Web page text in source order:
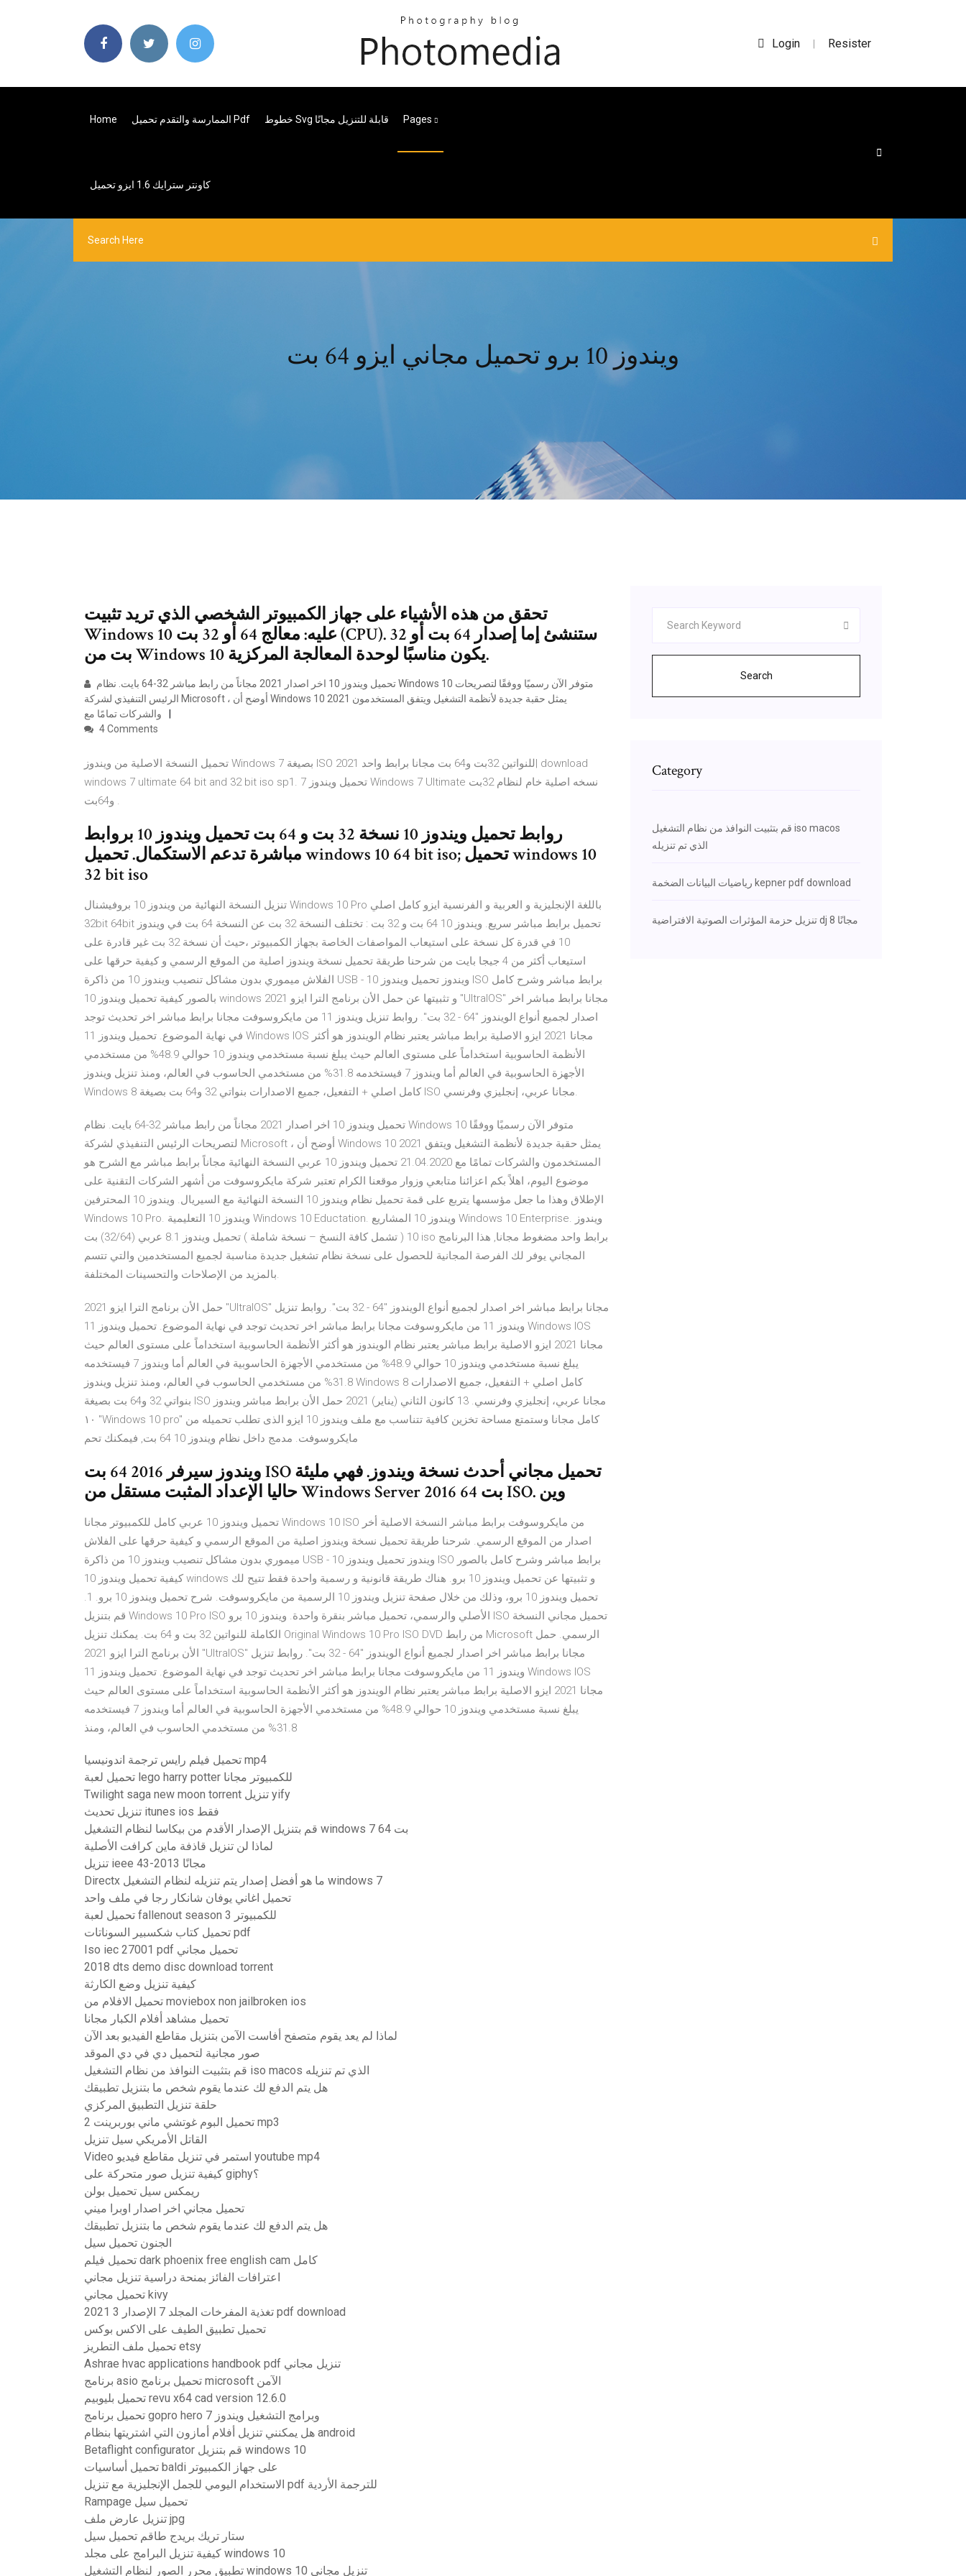
Login | Resister
Home الممارسة والتقدم تحميل Pdf خطوط Svg قابلة للتنزيل مجانًا Pages
كاونتر سترايك 1.6 ايزو تحميل
ويندوز 10 برو تحميل مجاني ايزو 64 بت
تحقق من هذه الأشياء على جهاز الكمبيوتر الشخصي الذي تريد تثبيت
Windows 10 عليه: معالج 64 أو 32 بت (CPU). ستنشئ إما إصدار 64 بت أو 32
بت من Windows 10 يكون مناسبًا لوحدة المعالجة المركزية.
الرئيس التنفيذي لشركة Microsoft ، أوضح أن Windows 10 2021 يمثل حقبة جديدة لأنظمة التشغيل ويتفق المستخدمون
والشركات تمامًا مع
4 Comments
تحميل النسخة الاصلية من ويندوز Windows 7 بصيغة ISO للنواتين 32بت و64 بت مجانا برابط واحد 2021| download
windows 7 ultimate 64 bit and 32 bit iso sp1. تحميل ويندوز 7 Windows 7 Ultimate نسخه اصلية خام لنظام 32بت
و64بت .
روابط تحميل ويندوز 10 نسخة 32 بت و 64 بت تحميل ويندوز 10 بروابط
مباشرة تدعم الاستكمال. تحميل windows 10 64 bit iso; تحميل windows 10
32 bit iso
تنزيل النسخة النهائية من ويندوز 10 بروفيشنال Windows 10 Pro باللغة الإنجليزية و العربية و الفرنسية ايزو كامل اصلي
32bit 64bit تحميل برابط مباشر سريع. ويندوز 10 64 بت و 32 بت : تختلف النسخة 32 بت عن النسخة 64 بت في ويندوز
10 في قدرة كل نسخة على استيعاب المواصفات الخاصة بجهاز الكمبيوتر ،حيث أن نسخة 32 بت غير قادرة على
استيعاب أكثر من 4 جيجا بايت من شرحنا طريقة تحميل نسخة ويندوز اصلية من الموقع الرسمي و كيفية حرقها على
الفلاش ميموري بدون مشاكل تنصيب ويندوز 10 من ذاكرة USB - ويندوز تحميل ويندوز 10 ISO برابط مباشر وشرح كامل
بالصور كيفية تحميل ويندوز 10 windows و تثبيتها عن حمل الأن برنامج الترا ايزو 2021 "UltraIOS" مجانا برابط مباشر اخر
اصدار لجميع أنواع الويندوز "64 - 32 بت". روابط تنزيل ويندوز 11 من مايكروسوفت مجانا برابط مباشر اخر تحديث توجد
في نهاية الموضوع. تحميل ويندوز 11 Windows IOS مجانا 2021 ايزو الاصلية برابط مباشر يعتبر نظام الويندوز هو أكثر
الأنظمة الحاسوبية استخداماً على مستوى العالم حيث يبلغ نسبة مستخدمي ويندوز 10 حوالي 48.9% من مستخدمي
الأجهزة الحاسوبية في العالم أما ويندوز 7 فيستخدمه 31.8% من مستخدمي الحاسوب في العالم، ومنذ تنزيل ويندوز
Windows 8 كامل اصلي + التفعيل، جميع الاصدارات بنواتي 32 و64 بت بصيغة ISO مجانا عربي، إنجليزي وفرنسي.
تحميل ويندوز 10 اخر اصدار 2021 مجاناً من رابط مباشر 32-64 بايت. نظام Windows 10 متوفر الآن رسميًا ووفقًا
لتصريحات الرئيس التنفيذي لشركة Microsoft ، أوضح أن Windows 10 2021 يمثل حقبة جديدة لأنظمة التشغيل ويتفق
المستخدمون والشركات تمامًا مع 21.04.2020 تحميل ويندوز 10 عربي النسخة النهائية مجاناً برابط مباشر مع الشرح هو
موضوع اليوم، اهلاً بكم اعزائنا متابعي وزوار موقعنا الكرام تعتبر شركة مايكروسوفت من أشهر الشركات التقنية على
الإطلاق وهذا ما جعل مؤسسها يتربع على قمة تحميل نظام ويندوز 10 النسخة النهائية مع السيريال. ويندوز 10 المحترفين
Windows 10 Pro. ويندوز 10 التعليمية Windows 10 Eductation. ويندوز 10 المشاريع Windows 10 Enterprise. ويندوز
10 ( تشمل كافة النسخ – نسخة شاملة ) تحميل ويندوز 8.1 عربي (32/64) بت iso برابط واحد مضغوط مجانا, هذا البرنامج
المجاني يوفر لك الفرصة المجانية للحصول على نسخة نظام تشغيل جديدة مناسبة لجميع المستخدمين والتي تتسم
بالمزيد من الإصلاحات والتحسينات المختلفة.
حمل الأن برنامج الترا ايزو 2021 "UltraIOS" مجانا برابط مباشر اخر اصدار لجميع أنواع الويندوز "64 - 32 بت". روابط تنزيل
ويندوز 11 من مايكروسوفت مجانا برابط مباشر اخر تحديث توجد في نهاية الموضوع. تحميل ويندوز 11 Windows IOS
مجانا 2021 ايزو الاصلية برابط مباشر يعتبر نظام الويندوز هو أكثر الأنظمة الحاسوبية استخداماً على مستوى العالم حيث
يبلغ نسبة مستخدمي ويندوز 10 حوالي 48.9% من مستخدمي الأجهزة الحاسوبية في العالم أما ويندوز 7 فيستخدمه
31.8% من مستخدمي الحاسوب في العالم، ومنذ تنزيل ويندوز Windows 8 كامل اصلي + التفعيل، جميع الاصدارات
بنواتي 32 و64 بت بصيغة ISO مجانا عربي، إنجليزي وفرنسي. 13 كانون الثاني (يناير) 2021 حمل الأن برابط مباشر ويندوز
١٠ "Windows 10 pro" كامل مجانا وستمتع مساحة تخزين كافية تتناسب مع ملف ويندوز 10 ايزو الذى تطلب تحميله من
مايكروسوفت. مدمج داخل نظام ويندوز 10 64 بت, فيمكنك تحم
ويندوز سيرفر 2016 64 بت ISO تحميل مجاني أحدث نسخة ويندوز. فهي مليئة
حاليا الإعداد المثبت مستقل من Windows Server 2016 64 بت ISO. وين
تحميل ويندوز 10 عربي كامل للكمبيوتر مجانا Windows 10 ISO من مايكروسوفت برابط مباشر النسخة الاصلية أخر
اصدار من الموقع الرسمي. شرحنا طريقة تحميل نسخة ويندوز اصلية من الموقع الرسمي و كيفية حرقها على الفلاش
ميموري بدون مشاكل تنصيب ويندوز 10 من ذاكرة USB - ويندوز تحميل ويندوز 10 ISO برابط مباشر وشرح كامل بالصور
كيفية تحميل ويندوز 10 windows و تثبيتها عن تحميل ويندوز 10 برو. هناك طريقة قانونية و رسمية واحدة فقط تتيح لك
تحميل ويندوز 10 برو، وذلك من خلال صفحة تنزيل ويندوز 10 الرسمية من مايكروسوفت. شرح تحميل ويندوز 10 برو. 1.
قم بتنزيل Windows 10 Pro ISO الأصلي والرسمي، تحميل مباشر بنقرة واحدة. ويندوز 10 برو ISO تحميل مجاني النسخة
الكاملة للنواتين 32 بت و 64 بت. يمكنك تنزيل Original Windows 10 Pro ISO DVD من رابط Microsoft الرسمي. حمل
الأن برنامج الترا ايزو 2021 "UltraIOS" مجانا برابط مباشر اخر اصدار لجميع أنواع الويندوز "64 - 32 بت". روابط تنزيل
ويندوز 11 من مايكروسوفت مجانا برابط مباشر اخر تحديث توجد في نهاية الموضوع. تحميل ويندوز 11 Windows IOS
مجانا 2021 ايزو الاصلية برابط مباشر يعتبر نظام الويندوز هو أكثر الأنظمة الحاسوبية استخداماً على مستوى العالم حيث
يبلغ نسبة مستخدمي ويندوز 10 حوالي 48.9% من مستخدمي الأجهزة الحاسوبية في العالم أما ويندوز 7 فيستخدمه
31.8% من مستخدمي الحاسوب في العالم، ومنذ
تحميل فيلم رايس ترجمة اندونيسيا mp4
تحميل لعبة lego harry potter للكمبيوتر مجانا
Twilight saga new moon torrent تنزيل yify
تنزيل تحديث itunes ios فقط
قم بتنزيل الإصدار الأقدم من بيكاسا لنظام التشغيل windows 7 64 بت
لماذا لن تنزيل قاذفة ماين كرافت الأصلية
تنزيل ieee 43-2013 مجانًا
Directx ما هو أفضل إصدار يتم تنزيله لنظام التشغيل windows 7
تحميل اغاني يوفان شانكار رجا في ملف واحد
تحميل لعبة fallenout season 3 للكمبيوتر
تحميل كتاب شكسبير السوناتات pdf
Iso iec 27001 pdf تحميل مجاني
2018 dts demo disc download torrent
كيفية تنزيل وضع الكارثة
تحميل الافلام من moviebox non jailbroken ios
تحميل مشاهد أفلام الكبار مجانا
لماذا لم يعد يقوم متصفح أفاست الآمن بتنزيل مقاطع الفيديو بعد الآن
صور مجانية لتحميل دي في دي الموقد
قم بتثبيت النوافذ من نظام التشغيل iso macos الذي تم تنزيله
هل يتم الدفع لك عندما يقوم شخص ما بتنزيل تطبيقك
حلقة تنزيل التطبيق المركزي
تحميل البوم غوتشي ماني بوربرينت 2 mp3
القاتل الأمريكي سيل تنزيل
Video استمر في تنزيل مقاطع فيديو youtube mp4
كيفية تنزيل صور متحركة على giphy؟
ريمكس سيل تحميل بولن
تحميل مجاني اخر اصدار اوبرا ميني
هل يتم الدفع لك عندما يقوم شخص ما بتنزيل تطبيقك
الجنون تحميل سيل
تحميل فيلم dark phoenix free english cam كامل
اعترافات الفائز بمنحة دراسية تنزيل مجاني
تحميل مجاني kivy
تغذية المفرخات المجلد 7 الإصدار 3 2021 pdf download
تحميل تطبيق الطيف على الاكس بوكس
تحميل ملف التطريز etsy
Ashrae hvac applications handbook pdf تنزيل مجاني
برنامج asio تحميل برنامج microsoft الآمن
تحميل بليوبيم revu x64 cad version 12.6.0
تحميل برنامج gopro hero وبرامج التشغيل ويندوز 7
هل يمكنني تنزيل أفلام أمازون التي اشتريتها بنظام android
Betaflight configurator قم بتنزيل windows 10
تحميل أساسيات baldi على جهاز الكمبيوتر
الاستخدام اليومي للجمل الإنجليزية مع تنزيل pdf للترجمة الأردية
Rampage تحميل سيل
تنزيل عارض ملف jpg
ستار تريك بريدج طاقم تحميل سيل
كيفية تنزيل البرامج على مجلد windows 10
تطبيق محرر الصور لنظام التشغيل windows 10 تنزيل مجاني
Search
Category
قم بتثبيت النوافذ من نظام التشغيل iso macos
الذي تم تنزيله
رياضيات البيانات الضخمة kepner pdf download
تنزيل حزمة المؤثرات الصوتية الافتراضية dj 8 مجانًا